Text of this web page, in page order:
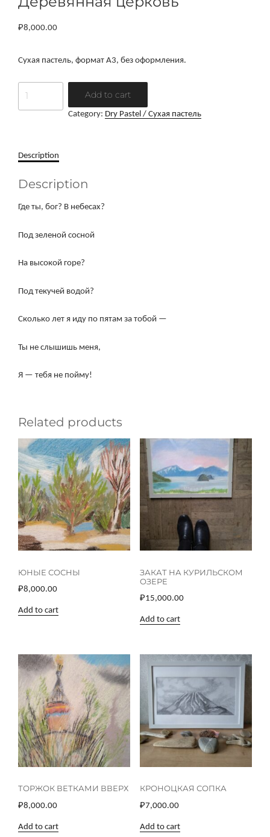
₽8,000.00
Сухая пастель, формат А3, без оформления.
Add to cart
Category: Dry Pastel / Сухая пастель
Description
Description
Где ты, бог? В небесах?
Под зеленой сосной
На высокой горе?
Под текучей водой?
Сколько лет я иду по пятам за тобой —
Ты не слышишь меня,
Я — тебя не пойму!
Related products
ЮНЫЕ СОСНЫ
₽8,000.00
Add to cart
ЗАКАТ НА КУРИЛЬСКОМ
ОЗЕРЕ
₽15,000.00
Add to cart
ТОРЖОК ВЕТКАМИ ВВЕРХ
₽8,000.00
Add to cart
КРОНОЦКАЯ СОПКА
₽7,000.00
Add to cart